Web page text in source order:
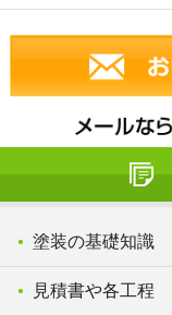
塗装の基礎知識
見積書や各工程